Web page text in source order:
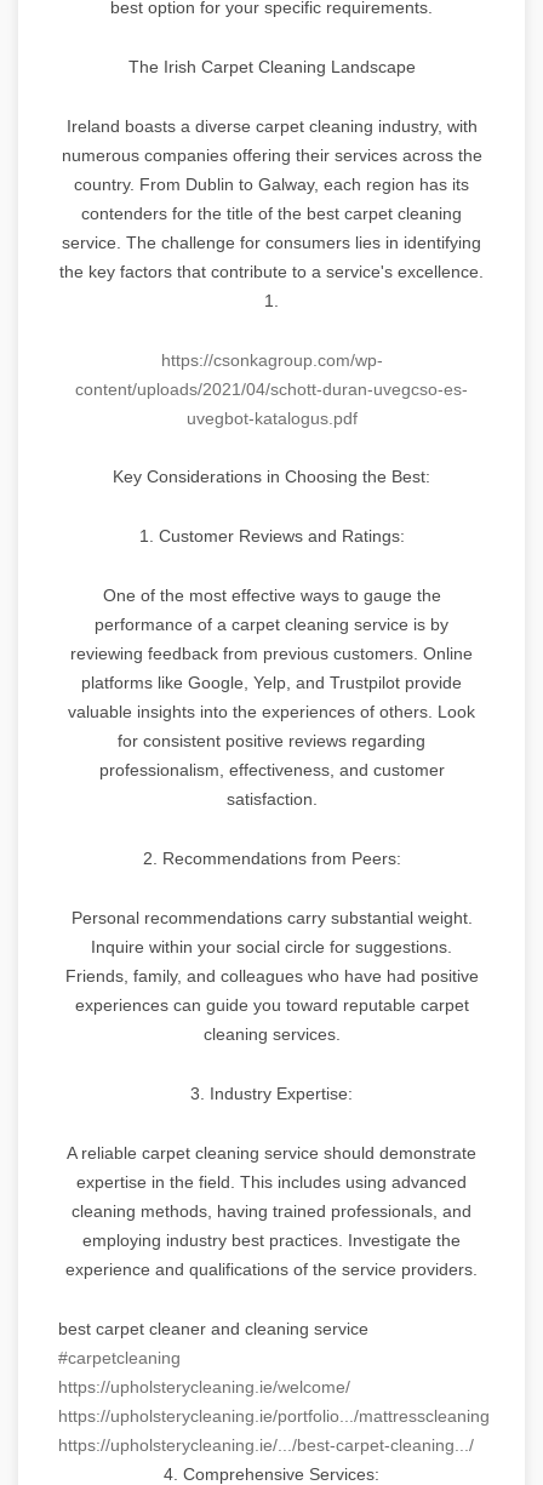
best option for your specific requirements.
The Irish Carpet Cleaning Landscape
Ireland boasts a diverse carpet cleaning industry, with
numerous companies offering their services across the
country. From Dublin to Galway, each region has its
contenders for the title of the best carpet cleaning
service. The challenge for consumers lies in identifying
the key factors that contribute to a service's excellence.
1.
https://csonkagroup.com/wp-
content/uploads/2021/04/schott-duran-uvegcso-es-
uvegbot-katalogus.pdf
Key Considerations in Choosing the Best:
1. Customer Reviews and Ratings:
One of the most effective ways to gauge the
performance of a carpet cleaning service is by
reviewing feedback from previous customers. Online
platforms like Google, Yelp, and Trustpilot provide
valuable insights into the experiences of others. Look
for consistent positive reviews regarding
professionalism, effectiveness, and customer
satisfaction.
2. Recommendations from Peers:
Personal recommendations carry substantial weight.
Inquire within your social circle for suggestions.
Friends, family, and colleagues who have had positive
experiences can guide you toward reputable carpet
cleaning services.
3. Industry Expertise:
A reliable carpet cleaning service should demonstrate
expertise in the field. This includes using advanced
cleaning methods, having trained professionals, and
employing industry best practices. Investigate the
experience and qualifications of the service providers.
best carpet cleaner and cleaning service
#carpetcleaning
https://upholsterycleaning.ie/welcome/
https://upholsterycleaning.ie/portfolio.../mattresscleaning/
https://upholsterycleaning.ie/.../best-carpet-cleaning.../
4. Comprehensive Services: